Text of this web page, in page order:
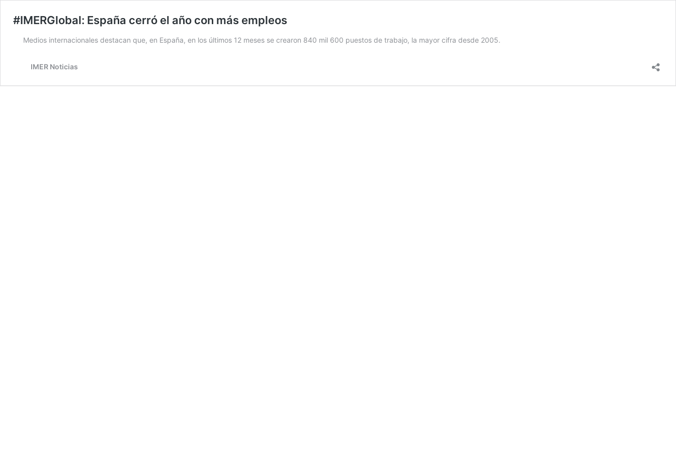
#IMERGlobal: España cerró el año con más empleos
Medios internacionales destacan que, en España, en los últimos 12 meses se crearon 840 mil 600 puestos de trabajo, la mayor cifra desde 2005.
IMER Noticias